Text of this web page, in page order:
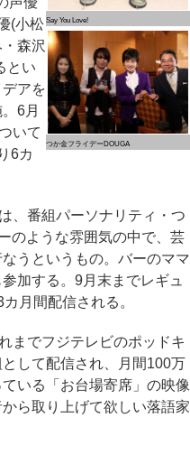
Say You Love!
つか金フライデーDOUGA
(小松
森沢
とい
アを
6月
いて
6カ
、番組パーソナリティ・つ
のような雰囲気の中で、芸
うというもの。バーのママ
加する。9月末までレギュ
月間配信される。
までフジテレビのポッドキ
して配信され、月間100万
いる「お台場寄席」の映像
ら取り上げて欲しい落語家